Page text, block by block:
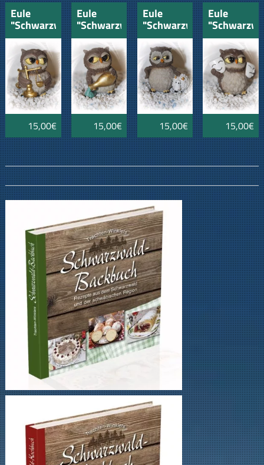
Eule
"Schwarzwald"
Waage
15,00€
Eule
"Schwarzwald"
Wassermann
15,00€
Eule
"Schwarzwald"
Widder
15,00€
Eule
Zwillinge
15,00€